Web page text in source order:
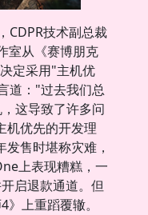
CDPR技术副总裁
室从《赛博朋克
定采用"主机优
道："过去我们总
这导致了许多问
机优先的开发理
售时堪称灾难，
上表现糟糕，一
启退款通道。但
上重蹈覆辙。